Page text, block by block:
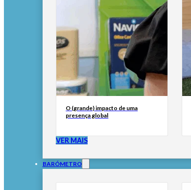
O (grande) impacto de uma
presença global
VER MAIS
BARÓMETRO